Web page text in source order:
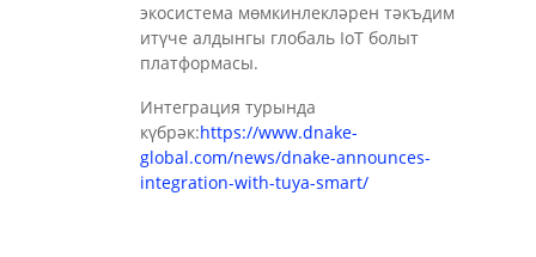
экосистема мөмкинлекләрен тәкъдим
итүче алдынгы глобаль IoT болыт
платформасы.
Интеграция турында
күбрәк:https://www.dnake-
global.com/news/dnake-announces-
integration-with-tuya-smart/